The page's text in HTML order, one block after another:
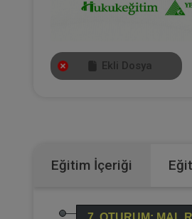
Ekli Dosya
Eğitim İçeriği